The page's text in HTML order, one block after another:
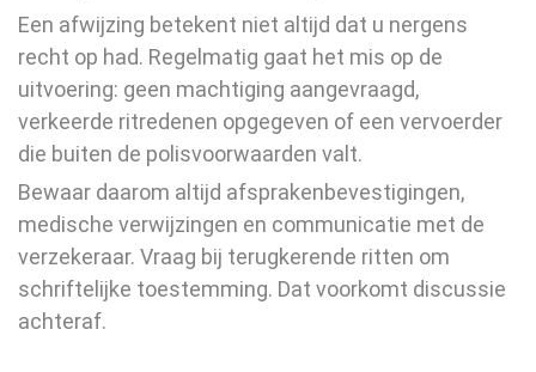
Een afwijzing betekent niet altijd dat u nergens
recht op had. Regelmatig gaat het mis op de
uitvoering: geen machtiging aangevraagd,
verkeerde ritredenen opgegeven of een vervoerder
die buiten de polisvoorwaarden valt.
Bewaar daarom altijd afsprakenbevestigingen,
medische verwijzingen en communicatie met de
verzekeraar. Vraag bij terugkerende ritten om
schriftelijke toestemming. Dat voorkomt discussie
achteraf.